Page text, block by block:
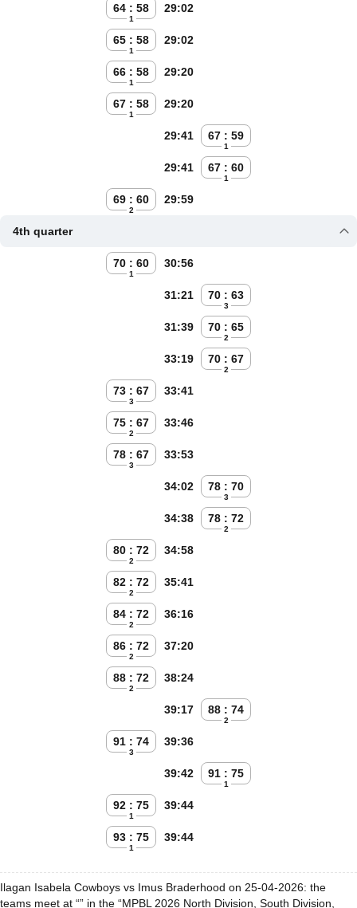
64 : 58
1
29:02
65 : 58
1
29:02
66 : 58
1
29:20
67 : 58
1
29:20
67 : 59
1
29:41
67 : 60
1
29:41
69 : 60
2
29:59
4th quarter
70 : 60
1
30:56
70 : 63
3
31:21
70 : 65
2
31:39
70 : 67
2
33:19
73 : 67
3
33:41
75 : 67
2
33:46
78 : 67
3
33:53
78 : 70
3
34:02
78 : 72
2
34:38
80 : 72
2
34:58
82 : 72
2
35:41
84 : 72
2
36:16
86 : 72
2
37:20
88 : 72
2
38:24
88 : 74
2
39:17
91 : 74
3
39:36
91 : 75
1
39:42
92 : 75
1
39:44
93 : 75
1
39:44
Ilagan Isabela Cowboys vs Imus Braderhood on 25-04-2026: the
teams meet at “” in the “MPBL 2026 North Division, South Division,